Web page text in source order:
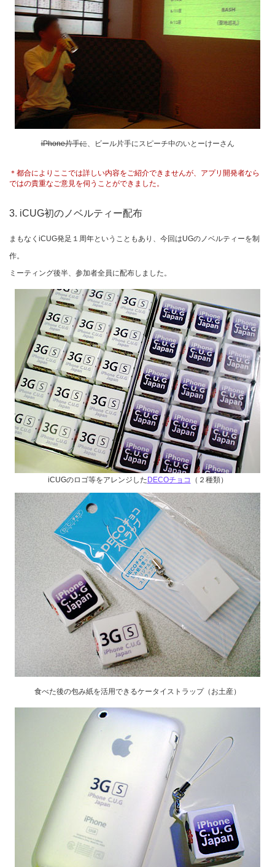
iPhone片手に、ビール片手にスピーチ中のいとーけーさん
＊都合によりここでは詳しい内容をご紹介できませんが、アプリ開発者なら
ではの貴重なご意見を伺うことができました。
3. iCUG初のノベルティー配布
まもなくiCUG発足１周年ということもあり、今回はUGのノベルティーを制
作。
ミーティング後半、参加者全員に配布しました。
iCUGのロゴ等をアレンジしたDECOチョコ （２種類）
食べた後の包み紙を活用できるケータイストラップ（お土産）